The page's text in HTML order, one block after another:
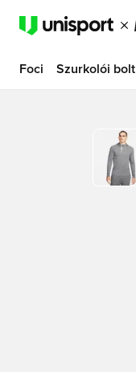
Foci Szurkolói bolt